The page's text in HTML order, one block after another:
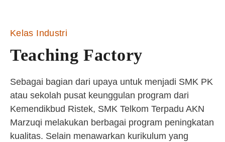
Kelas Industri
Teaching Factory
Sebagai bagian dari upaya untuk menjadi SMK PK
atau sekolah pusat keunggulan program dari
Kemendikbud Ristek, SMK Telkom Terpadu AKN
Marzuqi melakukan berbagai program peningkatan
kualitas. Selain menawarkan kurikulum yang